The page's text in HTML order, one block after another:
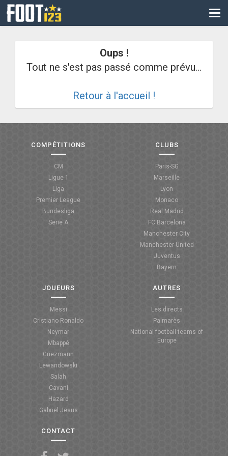
CM
COUPE DE FRANCE
COUPE DE LA LIGUE
Oups !
Tout ne s'est pas passé comme prévu...
Retour à l'accueil !
COMPÉTITIONS
CM
Ligue 1
Liga
Premier League
Bundesliga
Serie A
CLUBS
Paris-SG
Marseille
Lyon
Monaco
Real Madrid
FC Barcelona
Manchester City
Manchester United
Juventus
Bayern
JOUEURS
Messi
Cristiano Ronaldo
Neymar
Mbappé
Griezmann
Lewandowski
Salah
Cavani
Hazard
Gabriel Jesus
AUTRES
Les directs
Palmarès
National football teams of
Europe
CONTACT